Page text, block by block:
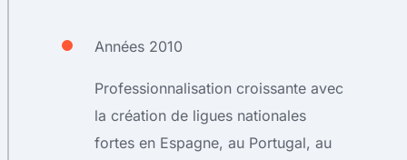
Années 2010
Professionnalisation croissante avec
la création de ligues nationales
fortes en Espagne, au Portugal, au